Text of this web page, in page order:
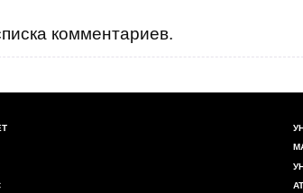
комментариев.